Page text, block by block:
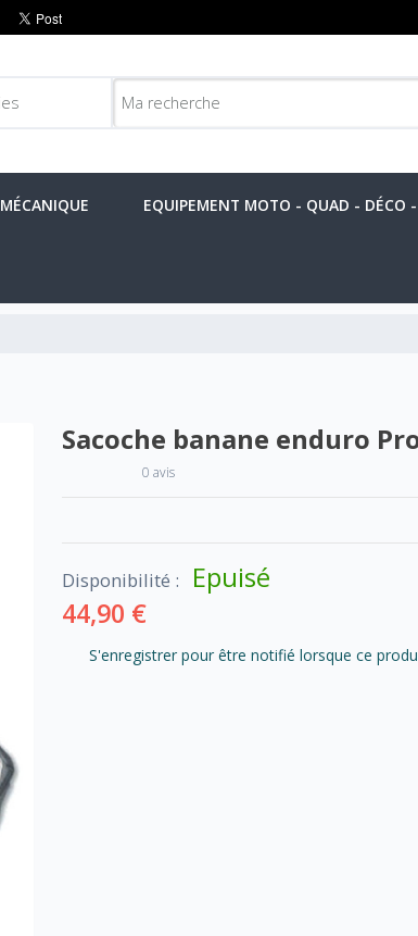
MÉCANIQUE EQUIPEMENT MOTO - QUAD - DÉCO -
Sacoche banane enduro
0 avis
Disponibilité : Epuisé
44,90 €
S'enregistrer pour être notifié lorsque ce